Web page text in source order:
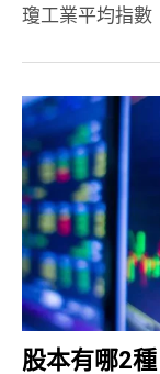
瓊工業平均指數
股本有哪2